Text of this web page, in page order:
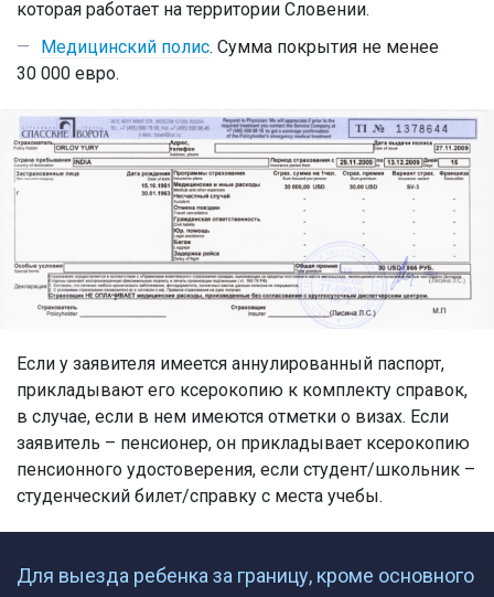
которая работает на территории Словении.
Медицинский полис. Сумма покрытия не менее
30 000 евро.
Если у заявителя имеется аннулированный паспорт,
прикладывают его ксерокопию к комплекту справок,
в случае, если в нем имеются отметки о визах. Если
заявитель – пенсионер, он прикладывает ксерокопию
пенсионного удостоверения, если студент/школьник –
студенческий билет/справку с места учебы.
Для выезда ребенка за границу, кроме основного